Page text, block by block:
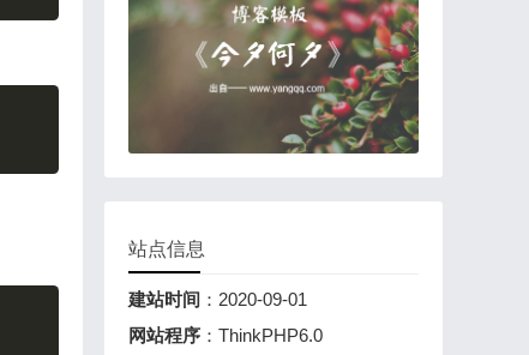
站点信息
建站时间 ：2020-09-01
网站程序 ：ThinkPHP6.0